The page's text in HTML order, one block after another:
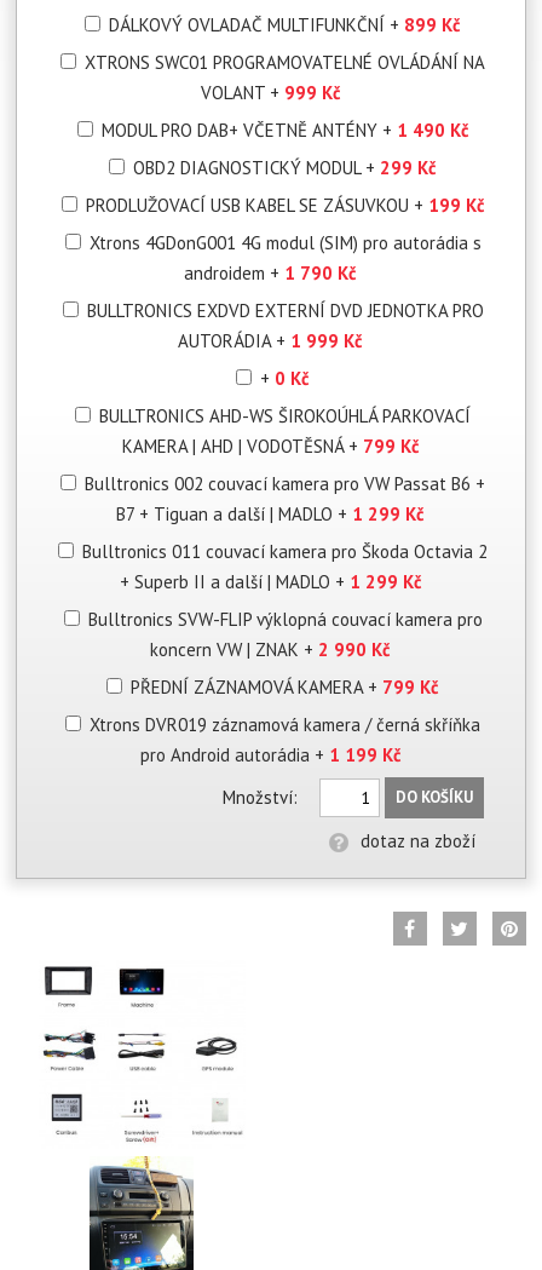
DÁLKOVÝ OVLADAČ MULTIFUNKČNÍ + 899 Kč
XTRONS SWC01 PROGRAMOVATELNÉ OVLÁDÁNÍ NA
VOLANT + 999 Kč
MODUL PRO DAB+ VČETNĚ ANTÉNY + 1 490 Kč
OBD2 DIAGNOSTICKÝ MODUL + 299 Kč
PRODLUŽOVACÍ USB KABEL SE ZÁSUVKOU + 199 Kč
Xtrons 4GDonG001 4G modul (SIM) pro autorádia s
androidem + 1 790 Kč
BULLTRONICS EXDVD EXTERNÍ DVD JEDNOTKA PRO
AUTORÁDIA + 1 999 Kč
+ 0 Kč
BULLTRONICS AHD-WS ŠIROKOÚHLÁ PARKOVACÍ
KAMERA | AHD | VODOTĚSNÁ + 799 Kč
Bulltronics 002 couvací kamera pro VW Passat B6 +
B7 + Tiguan a další | MADLO + 1 299 Kč
Bulltronics 011 couvací kamera pro Škoda Octavia 2
+ Superb II a další | MADLO + 1 299 Kč
Bulltronics SVW-FLIP výklopná couvací kamera pro
koncern VW | ZNAK + 2 990 Kč
PŘEDNÍ ZÁZNAMOVÁ KAMERA + 799 Kč
Xtrons DVR019 záznamová kamera / černá skříňka
pro Android autorádia + 1 199 Kč
Množství:
DO KOŠÍKU
dotaz na zboží